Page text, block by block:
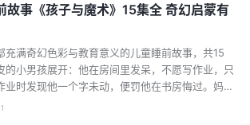
。这是一次奇妙的科学探索之
长为小小博物学家。 内容特
泛：全套共91节内容，涵盖动
、历史、语言、艺术等多个领
”到“如何识别古代文字”，从“番茄
匹林为什么是一个传奇”，每
故事《孩子与魔术》15集全 奇幻启蒙有
充满奇幻色彩与教育意义的儿童睡前故事，共15
的小男孩展开：他在房间里发呆，不愿写作业，只
业时发现他一个字未动，便罚他在书房悔过。妈妈
似的乱扔东西、破坏家具。 在一阵大肆破坏之
1